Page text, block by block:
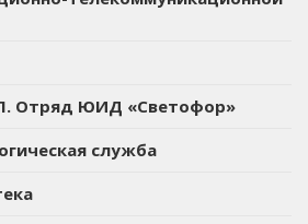
Отряд ЮИД «Светофор»
служба